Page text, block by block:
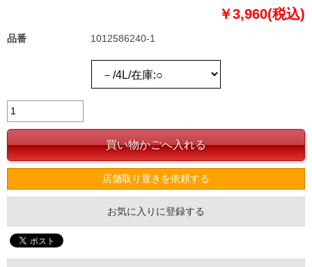
￥3,960(税込)
品番 1012586240-1
店舗取り置きを依頼する
お気に入りに登録する